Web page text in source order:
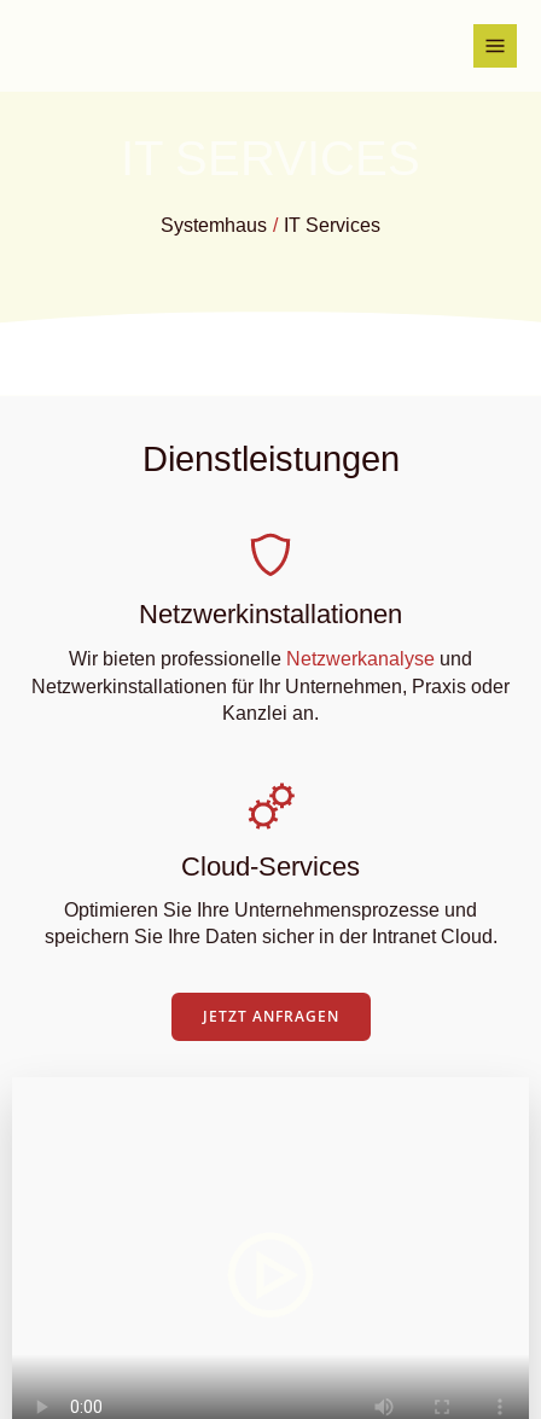
Systemhaus IT Services
Dienstleistungen
Netzwerkinstallationen
Wir bieten professionelle Netzwerkanalyse und
Netzwerkinstallationen für Ihr Unternehmen, Praxis oder
Kanzlei an.
Cloud-Services
Optimieren Sie Ihre Unternehmensprozesse und
speichern Sie Ihre Daten sicher in der Intranet Cloud.
JETZT ANFRAGEN